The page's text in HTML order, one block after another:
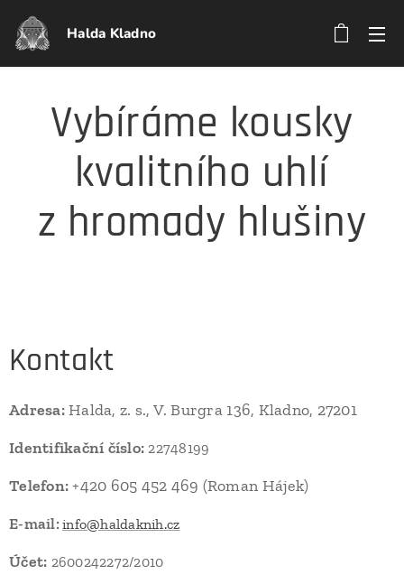
Halda Kladno
Vybíráme kousky
kvalitního uhlí
z hromady hlušiny
Kontakt
Adresa:Halda, z. s., V. Burgra 136, Kladno, 27201
Identifikační číslo:22748199
Telefon:+420 605 452 469 (Roman Hájek)
E-mail:info@haldaknih.cz
Účet: 2600242272/2010